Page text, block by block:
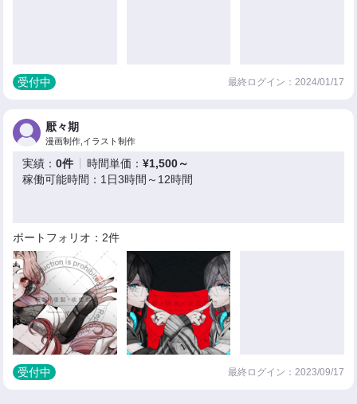
受付中 最終ログイン：2024/01/17
厭々期
漫画制作,イラスト制作
実績：0件 時間単価：¥1,500～
稼働可能時間：1日3時間～12時間
ポートフォリオ：2件
受付中 最終ログイン：2023/09/17